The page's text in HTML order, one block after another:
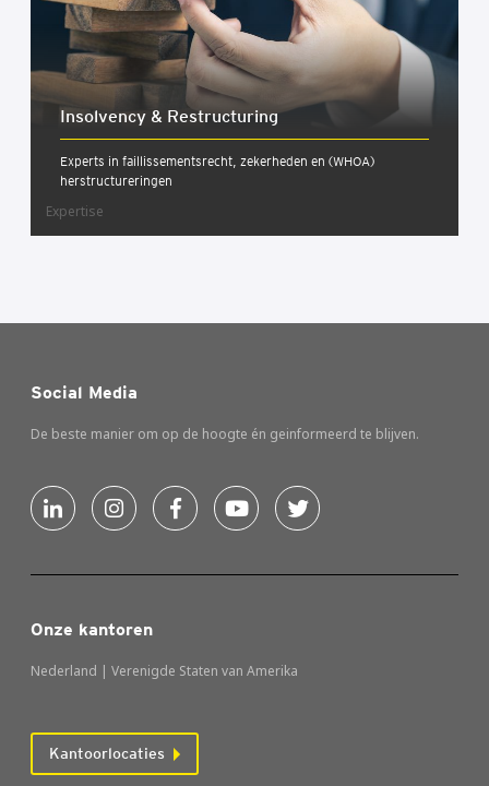
Insol­ven­cy & Restruc­tu­ring
Experts in faillissementsrecht, zekerheden en (WHOA)
herstructureringen
Expertise
Onze kantoren
Nederland | Verenigde Staten van Amerika
Kantoorlocaties
Social Media
De beste manier om op de hoogte én geinformeerd te blijven.